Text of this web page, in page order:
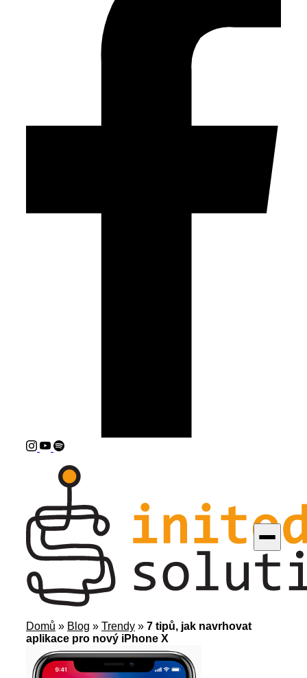
Domů » Blog » Trendy » 7 tipů, jak navrhovat
aplikace pro nový iPhone X